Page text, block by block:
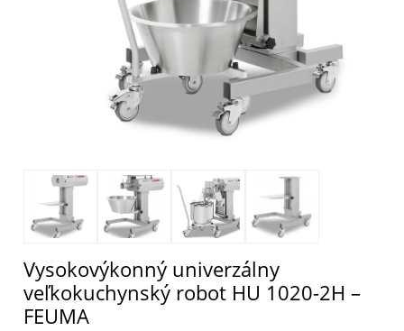
Vysokovýkonný univerzálny
veľkokuchynský robot HU 1020-2H –
FEUMA